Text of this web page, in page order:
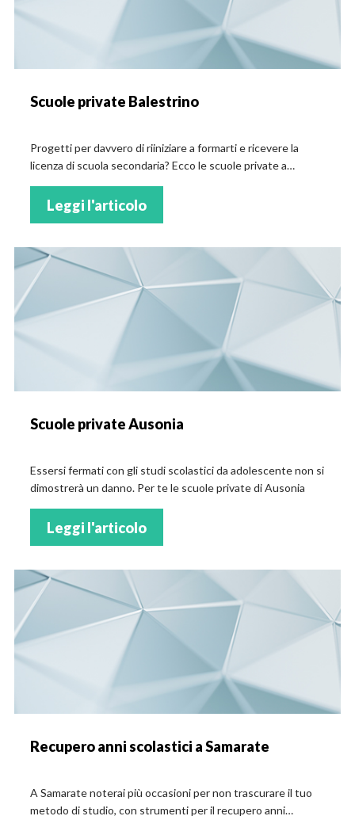
Scuole private Balestrino
Progetti per davvero di riiniziare a formarti e ricevere la
licenza di scuola secondaria? Ecco le scuole private a
Leggi l'articolo
Scuole private Ausonia
Essersi fermati con gli studi scolastici da adolescente non si
dimostrerà un danno. Per te le scuole private di Ausonia
Leggi l'articolo
Recupero anni scolastici a Samarate
A Samarate noterai più occasioni per non trascurare il tuo
metodo di studio, con strumenti per il recupero anni